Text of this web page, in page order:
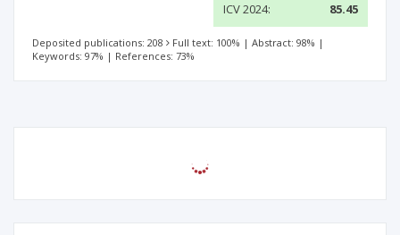
ICV 2024: 85.45
Deposited publications: 208 Full text: 100% | Abstract: 98% |
Keywords: 97% | References: 73%